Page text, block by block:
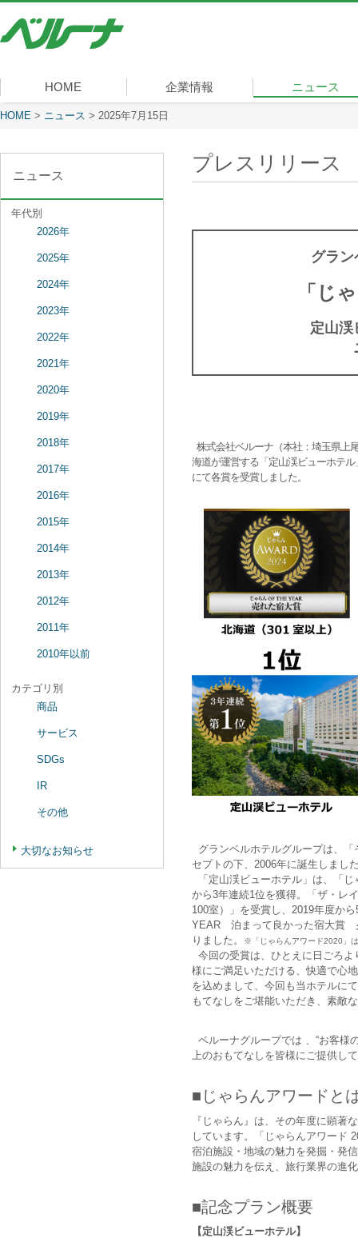
式
ベ
ル
ー
HOME 企業情報
社長メッセージ
会社概要
経営理念
沿革
組織図
事業内容
役員一覧
所在地
ニュース
現在表示しているページ
HOME > ニュース > 2025年7月15日
プレスリリース
グラ
「じ
定山渓
株式会社ベルーナ（本社：埼玉県上
海道が運営する「定山渓ビューホテ
にて各賞を受賞しました。
グランベルホテルグループは、
セプトの下、2006年に誕生しまし
「定山渓ビューホテル」は、「
から3年連続1位を獲得。「ザ・レ
100室）」を受賞し、2019年度か
YEAR 泊まって良かった宿大賞
りました。
※「じゃらんアワード2020」
今回の受賞は、ひとえに日ごろ
様にご満足いただける、快適で心
を込めまして、今回も当ホテルに
もてなしをご堪能いただき、素敵
ベルーナグループでは 、“お客様
上のおもてなしを皆様にご提供し
■じゃらんアワードと
『じゃらん』は、その年度に顕著
しています。「じゃらんアワード
宿泊施設・地域の魅⼒を発掘・発
施設の魅⼒を伝え、旅⾏業界の進
■記念プラン概要
【定山渓ビューホテル】
ニュース
年代別
2026年
2025年
2024年
2023年
2022年
2021年
2020年
2019年
2018年
2017年
2016年
2015年
2014年
2013年
2012年
2011年
2010年以前
カテゴリ別
商品
サービス
SDGs
IR
その他
大切なお知らせ